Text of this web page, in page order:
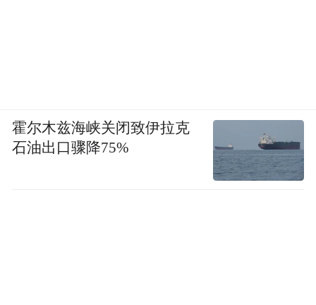
霍尔木兹海峡关闭致伊拉克
石油出口骤降75%